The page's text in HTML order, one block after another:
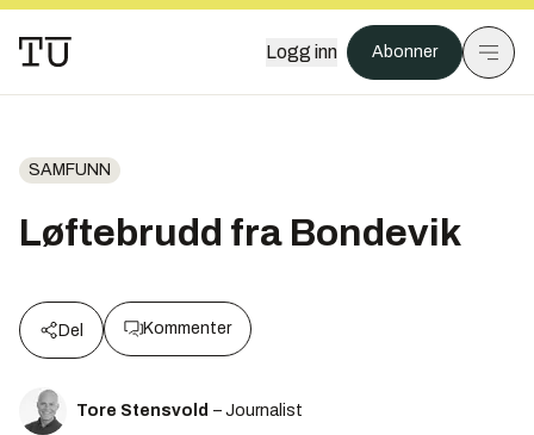
Logg inn Abonner
SAMFUNN
Løftebrudd fra Bondevik
Del Kommenter
Tore Stensvold – Journalist